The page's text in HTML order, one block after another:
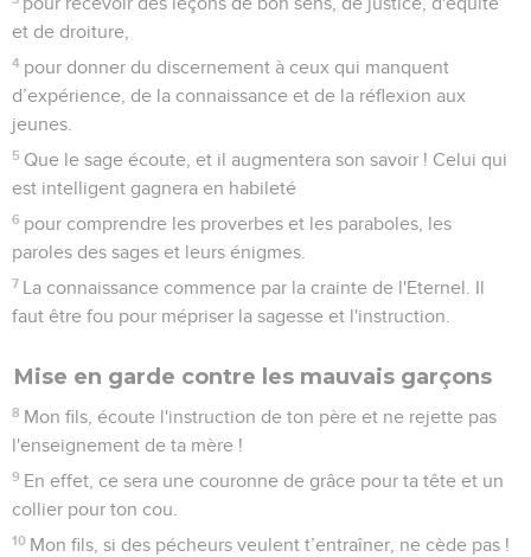
et de droiture,
4 pour donner du discernement à ceux qui manquent
d’expérience, de la connaissance et de la réflexion aux
jeunes.
5 Que le sage écoute, et il augmentera son savoir ! Celui qui
est intelligent gagnera en habileté
6 pour comprendre les proverbes et les paraboles, les
paroles des sages et leurs énigmes.
7 La connaissance commence par la crainte de l'Eternel. Il
faut être fou pour mépriser la sagesse et l'instruction.
Mise en garde contre les mauvais garçons
8 Mon fils, écoute l'instruction de ton père et ne rejette pas
l'enseignement de ta mère !
9 En effet, ce sera une couronne de grâce pour ta tête et un
collier pour ton cou.
10 Mon fils, si des pécheurs veulent t’entraîner, ne cède pas !